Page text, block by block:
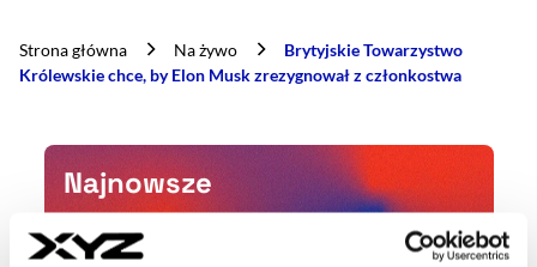
Najnowsze
Strona główna Na żywo
Brytyjskie Towarzystwo
Królewskie chce, by Elon Musk zrezygnował z członkostwa